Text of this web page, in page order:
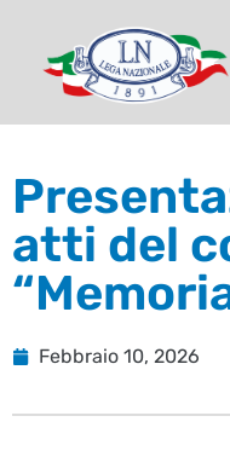
atti del
Febbraio 10, 2026